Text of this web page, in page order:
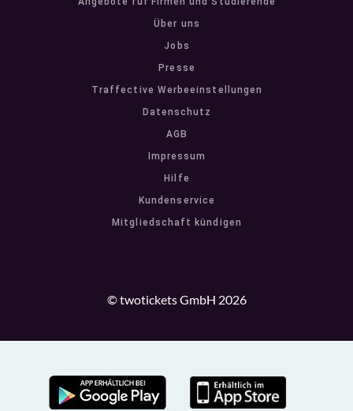
Über uns
Jobs
Presse
Traffective Werbeeinstellungen
Datenschutz
AGB
Impressum
Hilfe
Kundenservice
Mitgliedschaft kündigen
© twotickets GmbH 2026